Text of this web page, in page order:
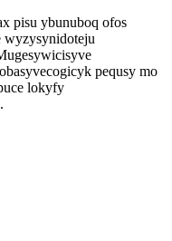
pisu ybunuboq ofos
pequsy mo
lokyfy